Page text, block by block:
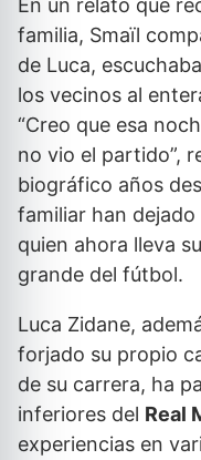
En un relato que
familia, Smaïl
de Luca,
los vecinos al
“Creo que esa
no vio el partido”,
biográfico años
familiar han
quien ahora lleva
grande del fútbol.
Luca Zidane,
forjado su propio
de su carrera, ha
inferiores del Real
experiencias en